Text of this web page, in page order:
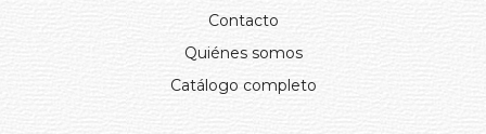
Contacto
Quiénes somos
Catálogo completo